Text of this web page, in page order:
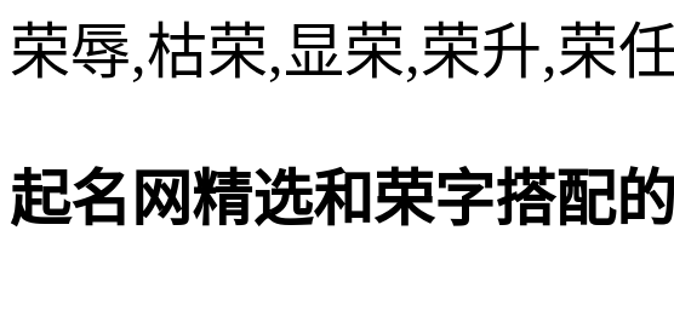
荣辱,枯荣,显荣,荣升,荣
起名网精选和荣字搭配